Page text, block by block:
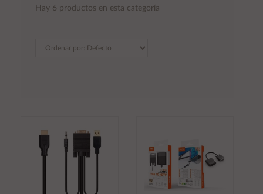
Hay 6 productos en esta categoría